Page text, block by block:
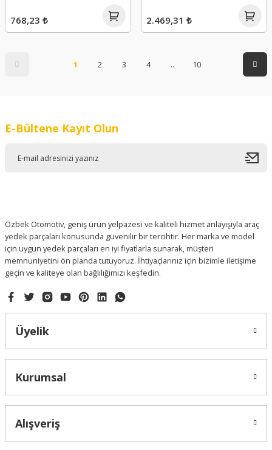
768,23 ₺ 2.469,31 ₺
1 2 3 4 .. 10
E-Bültene Kayıt Olun
Özbek Otomotiv, geniş ürün yelpazesi ve kaliteli hizmet anlayışıyla araç
yedek parçaları konusunda güvenilir bir tercihtir. Her marka ve model
için uygun yedek parçaları en iyi fiyatlarla sunarak, müşteri
memnuniyetini ön planda tutuyoruz. İhtiyaçlarınız için bizimle iletişime
geçin ve kaliteye olan bağlılığımızı keşfedin.
Üyelik
Kurumsal
Alışveriş